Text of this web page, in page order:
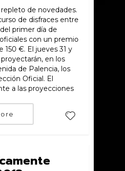
de novedades.
de disfraces entre
primer día de
con un premio
150 €. El jueves 31 y
en los
de Palencia, los
Oficial. El
a las proyecciones